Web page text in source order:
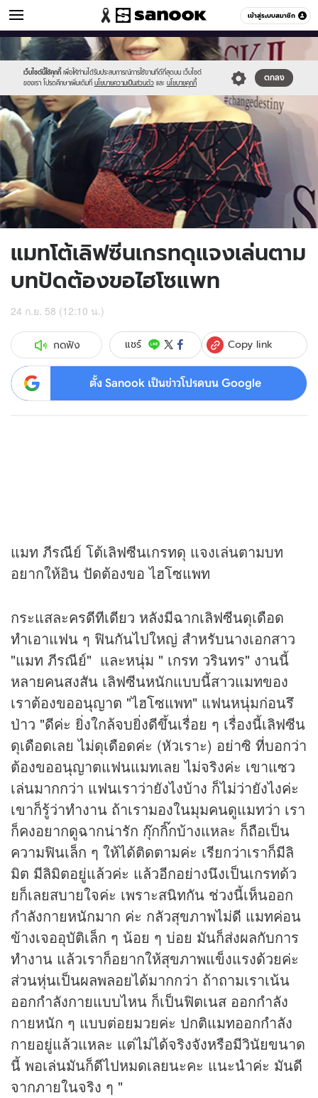
เข้าสู่ระบบสมาชิก
ข่าวบันเทิง หมวดอื่นๆ
เว็บไซต์นี้ใช้คุกกี้ เพื่อให้ท่านได้รับประสบการณ์การใช้งานที่ดีที่สุดบน เว็บไซต์
ของเรา โปรดศึกษาเพิ่มเติมที่ นโยบายความเป็นส่วนตัว และ นโยบายคุกกี้
ตกลง
Sanook
//s.isanook.com/sr/0/images/logo-
new-
sanook.png
600
60
//s.isanook.com/ns/0/ud/374/1871090/648031-
01.jpg
แมทโต้เลิฟซีนเกรทดุแจงเล่นตาม
บทปัดต้องขอไฮโซแพท
24 ก.ย. 58 (12:10 น.)
กดฟัง แชร์ Copy link
ตั้ง Sanook เป็นข่าวโปรดบน Google
แมท ภีรณีย์ โต้เลิฟซีนเกรทดุ แจงเล่นตามบท
อยากให้อิน ปัดต้องขอ ไฮโซแพท
กระแสละครดีทีเดียว หลังมีฉากเลิฟซีนดุเดือด
ทำเอาแฟน ๆ ฟินกันไปใหญ่ สำหรับนางเอกสาว
"แมท ภีรณีย์" และหนุ่ม " เกรท วรินทร" งานนี้
หลายคนสงสัน เลิฟซีนหนักแบบนี้สาวแมทของ
เราต้องขออนุญาต "ไฮโซแพท" แฟนหนุ่มก่อนรึ
ป่าว "ดีค่ะ ยิ่งใกล้จบยิ่งดีขึ้นเรื่อย ๆ เรื่องนี้เลิฟซีน
ดุเดือดเลย ไม่ดุเดือดค่ะ (หัวเราะ) อย่าซิ ที่บอกว่า
ต้องขออนุญาตแฟนแมทเลย ไม่จริงค่ะ เขาแซว
เล่นมากกว่า แฟนเราว่ายังไงบ้าง ก็ไม่ว่ายังไงค่ะ
เขาก็รู้ว่าทำงาน ถ้าเรามองในมุมคนดูแมทว่า เรา
ก็คงอยากดูฉากน่ารัก กุ๊กกิ๊กบ้างแหละ ก็ถือเป็น
ความฟินเล็ก ๆ ให้ได้ติดตามค่ะ เรียกว่าเราก็มีลิ
มิต มีลิมิตอยู่แล้วค่ะ แล้วอีกอย่างนึงเป็นเกรทด้ว
ยก็เลยสบายใจค่ะ เพราะสนิทกัน ช่วงนี้เห็นออก
กำลังกายหนักมาก ค่ะ กลัวสุขภาพไม่ดี แมทค่อน
ข้างเจออุบัติเล็ก ๆ น้อย ๆ บ่อย มันก็ส่งผลกับการ
ทำงาน แล้วเราก็อยากให้สุขภาพแข็งแรงด้วยค่ะ
ส่วนหุ่นเป็นผลพลอยได้มากกว่า ถ้าถามเราเน้น
ออกกำลังกายแบบไหน ก็เป็นฟิตเนส ออกกำลัง
กายหนัก ๆ แบบต่อยมวยค่ะ ปกติแมทออกกำลัง
กายอยู่แล้วแหละ แต่ไม่ได้จริงจังหรือมีวินัยขนาด
นี้ พอเล่นมันก็ดีไปหมดเลยนะคะ แนะนำค่ะ มันดี
จากภายในจริง ๆ "